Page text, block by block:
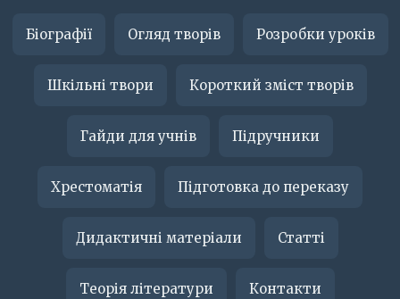
Біографії Огляд творів Розробки уроків
Шкільні твори Короткий зміст творів
Гайди для учнів Підручники
Хрестоматія Підготовка до переказу
Дидактичні матеріали Статті
Теорія літератури Контакти